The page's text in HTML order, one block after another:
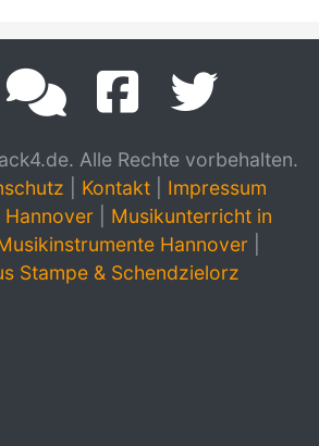
Alle Rechte vorbehalten.
Kontakt
Impressum
Musikunterricht in
Hannover
Stampe & Schendzielorz